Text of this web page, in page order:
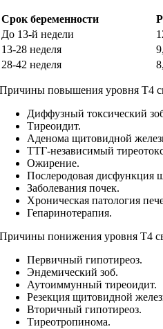
Срок беременности
До 13-й недели
13-28 неделя
28-42 неделя
Причины повышения уровня Т4
Диффузный токсический
Тиреоидит.
Аденома щитовидной
ТТГ-независимый
Ожирение.
Послеродовая дисфункция
Заболевания почек.
Хроническая патология
Гепаринотерапия.
Причины понижения уровня Т4
Первичный гипотиреоз.
Эндемический зоб.
Аутоиммунный тиреоидит.
Резекция щитовидной
Вторичный гипотиреоз.
Тиреотропинома.